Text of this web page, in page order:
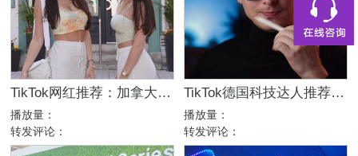
TikTok网红推荐：加拿大高互动双胞胎博主，77万粉生活方式达人合作
播放量：
转发评论：
TikTok德国科技达人推荐：18万粉消费电子产品硬核测评博主
播放量：
转发评论：